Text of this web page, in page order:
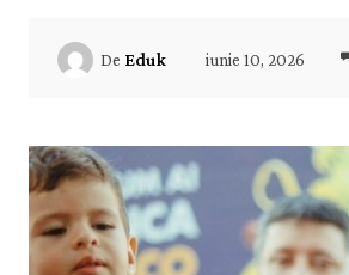
De Eduk iunie 10, 2026